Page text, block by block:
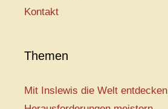
Kontakt
Themen
Mit Inslewis die Welt entdecken